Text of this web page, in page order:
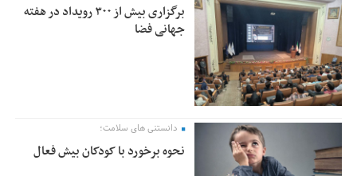
برگزاری بیش از ۳۰۰ رویداد در هفته
جهانی فضا
دانستنی های سلامت؛
نحوه برخورد با کودکان بیش فعال